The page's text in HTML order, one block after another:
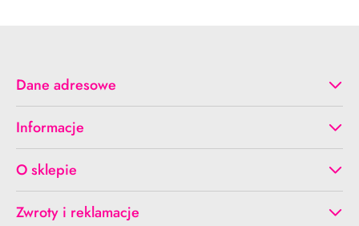
Dane adresowe
Informacje
O sklepie
Zwroty i reklamacje